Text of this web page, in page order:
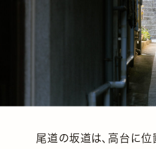
尾道の坂道は、高台に位